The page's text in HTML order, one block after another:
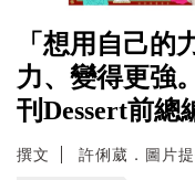
「想用自己的
力、變得更強
刊Dessert前總
撰文 許俐葳．圖片